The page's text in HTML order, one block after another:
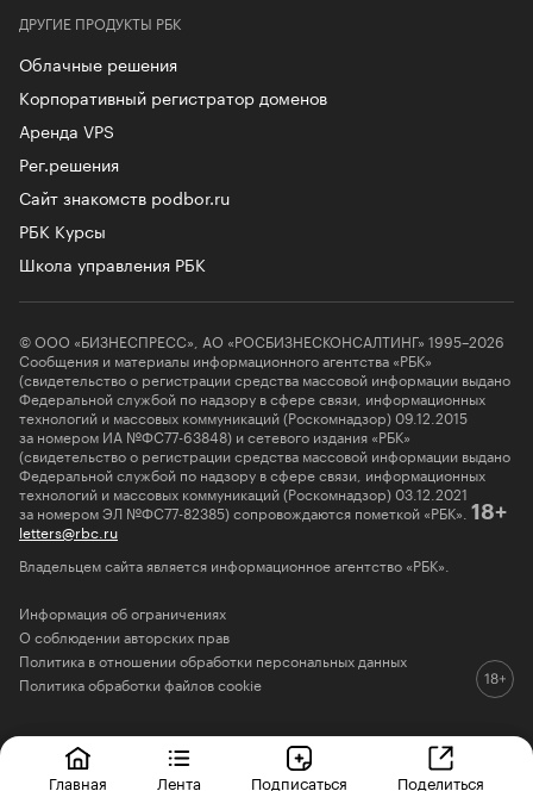
ДРУГИЕ ПРОДУКТЫ РБК
Облачные решения
Корпоративный регистратор доменов
Аренда VPS
Рег.решения
Сайт знакомств podbor.ru
РБК Курсы
Школа управления РБК
© ООО «БИЗНЕСПРЕСС», АО «РОСБИЗНЕСКОНСАЛТИНГ» 1995–2026
Сообщения и материалы информационного агентства «РБК»
(свидетельство о регистрации средства массовой информации выдано
Федеральной службой по надзору в сфере связи, информационных
технологий и массовых коммуникаций (Роскомнадзор) 09.12.2015
за номером ИА №ФС77-63848) и сетевого издания «РБК»
(свидетельство о регистрации средства массовой информации выдано
Федеральной службой по надзору в сфере связи, информационных
технологий и массовых коммуникаций (Роскомнадзор) 03.12.2021
за номером ЭЛ №ФС77-82385) сопровождаются пометкой «РБК». 18+
letters@rbc.ru
Владельцем сайта является информационное агентство «РБК».
Информация об ограничениях
О соблюдении авторских прав
Политика в отношении обработки персональных данных
Политика обработки файлов cookie
Главная Лента Подписаться Поделиться